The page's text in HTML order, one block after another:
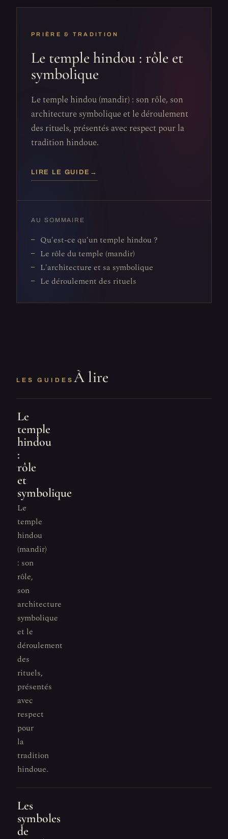
PRIÈRE & TRADITION
Le temple hindou : rôle et
symbolique
Le temple hindou (mandir) : son rôle, son
architecture symbolique et le déroulement
des rituels, présentés avec respect pour la
tradition hindoue.
LIRE LE GUIDE →
AU SOMMAIRE
Qu'est-ce qu'un temple hindou ?
Le rôle du temple (mandir)
L'architecture et sa symbolique
Le déroulement des rituels
LES GUIDES À lire
Le
temple
hindou
:
rôle
et
symbolique
Le
temple
hindou
(mandir)
: son
rôle,
son
architecture
symbolique
et le
déroulement
des
rituels,
présentés
avec
respect
pour
la
tradition
hindoue.
Les
symboles
de